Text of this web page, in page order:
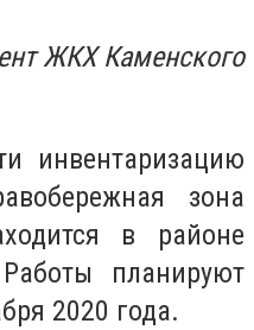
ЖКХ Каменского
инвентаризацию
зона
в районе
планируют
2020 года.